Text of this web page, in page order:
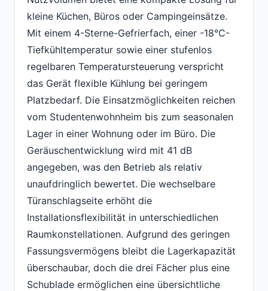
kleine Küchen, Büros oder Campingeinsätze.
Mit einem 4-Sterne-Gefrierfach, einer -18°C-
Tiefkühltemperatur sowie einer stufenlos
regelbaren Temperatursteuerung verspricht
das Gerät flexible Kühlung bei geringem
Platzbedarf. Die Einsatzmöglichkeiten reichen
vom Studentenwohnheim bis zum seasonalen
Lager in einer Wohnung oder im Büro. Die
Geräuschentwicklung wird mit 41 dB
angegeben, was den Betrieb als relativ
unaufdringlich bewertet. Die wechselbare
Türanschlagseite erhöht die
Installationsflexibilität in unterschiedlichen
Raumkonstellationen. Aufgrund des geringen
Fassungsvermögens bleibt die Lagerkapazität
überschaubar, doch die drei Fächer plus eine
Schublade ermöglichen eine übersichtliche